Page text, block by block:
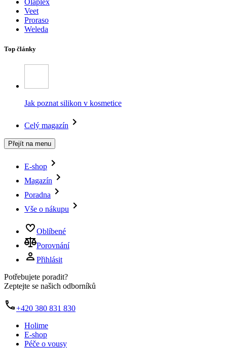
Olaplex
Veet
Proraso
Weleda
Top články
Jak poznat silikon v kosmetice
Celý magazín
Přejít na menu
E-shop
Magazín
Poradna
Vše o nákupu
Oblíbené
Porovnání
Přihlásit
Potřebujete poradit?
Zeptejte se našich odborníků
+420 380 831 830
Holime
E-shop
Péče o vousy